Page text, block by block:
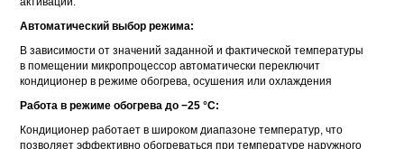
Автоматический выбор режима:
В зависимости от значений заданной и фактической температуры
в помещении микропроцессор автоматически переключит
кондиционер в режиме обогрева, осушения или охлаждения
Работа в режиме обогрева до −25 °С:
Кондиционер работает в широком диапазоне температур, что
позволяет эффективно обогреваться при температуре наружного